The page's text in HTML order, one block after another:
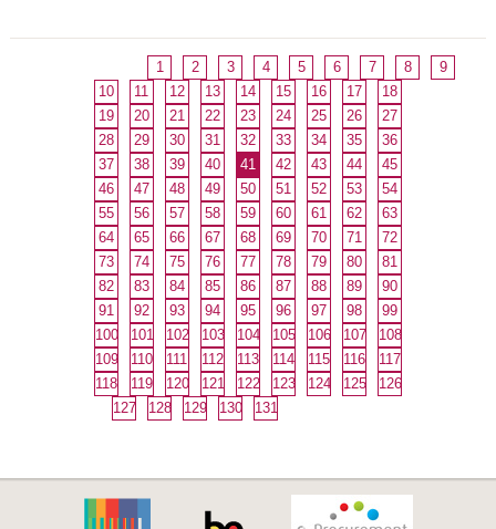
1 2 3 4 5 6 7 8
9
10
11 12 13 14 15 16 17
18
19
20 21 22 23 24 25 26
27
28
29 30 31 32 33 34 35
36
37
38 39 40 41 42 43 44
45
46
47 48 49 50 51 52 53
54
55
56 57 58 59 60 61 62
63
64
65 66 67 68 69 70 71
72
73
74 75 76 77 78 79 80
81
82
83 84 85 86 87 88 89
90
91
92 93 94 95 96 97 98
99
100
101 102 103 104 105 106 107
108
109
110 111 112 113 114 115 116
117
118
119 120 121 122 123 124 125
126
127
128 129 130 131